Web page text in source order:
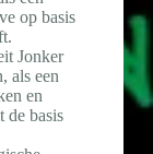
op basis
Jonker
als een
en
de basis